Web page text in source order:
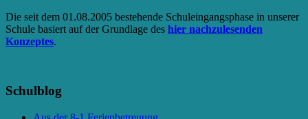
Die seit dem 01.08.2005 bestehende Schuleingangsphase in unserer
Schule basiert auf der Grundlage des hier nachzulesenden
Konzeptes.
Schulblog